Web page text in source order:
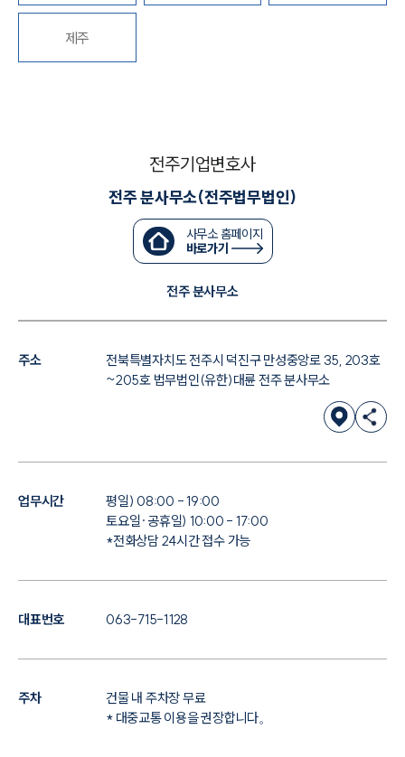
대륜법률상담예약
제주
전주기업변호사
전주 분사무소(전주법무법인)
사무소 홈페이지
바로가기
전주 분사무소
주소
전북특별자치도 전주시 덕진구 만성중앙로 35, 203호
~205호 법무법인(유한)대륜 전주 분사무소
업무시간
평일) 08:00 - 19:00
토요일·공휴일) 10:00 - 17:00
*전화상담 24시간 접수 가능
대표번호 063-715-1128
주차
건물 내 주차장 무료
* 대중교통 이용을 권장합니다。